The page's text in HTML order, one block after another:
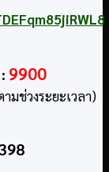
9900
มช่วงระยะเวลา)